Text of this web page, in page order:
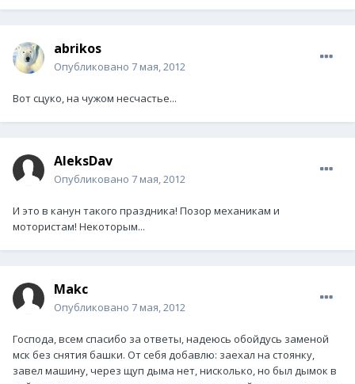
abrikos
Опубликовано 7 мая, 2012
Вот сцуко, на чужом несчастье...
AleksDav
Опубликовано 7 мая, 2012
И это в канун такого праздника! Позор механикам и
мотористам! Некоторым...
Makc
Опубликовано 7 мая, 2012
Господа, всем спасибо за ответы, надеюсь обойдусь заменой
мск без снятия башки. От себя добавлю: заехал на стоянку,
завел машину, через щуп дыма нет, нисколько, но был дымок в